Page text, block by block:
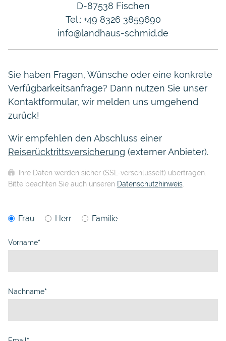
D-87538 Fischen
Tel.: +49 8326 3859690
info@landhaus-schmid.de
Sie haben Fragen, Wünsche oder eine konkrete
Verfügbarkeitsanfrage? Dann nutzen Sie unser
Kontaktformular, wir melden uns umgehend
zurück!
Wir empfehlen den Abschluss einer
Reiserücktrittsversicherung (externer Anbieter).
Ihre Daten werden sicher (SSL-verschlüsselt) übertragen.
Bitte beachten Sie auch unseren Datenschutzhinweis.
Frau Herr Familie
Vorname*
Nachname*